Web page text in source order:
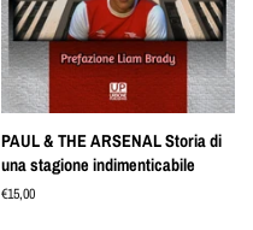
PAUL & THE ARSENAL Storia di
una stagione indimenticabile
Prezzo
€15,00